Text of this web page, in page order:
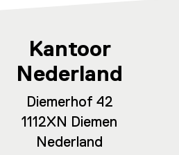
Kantoor
Nederland
Diemerhof 42
1112XN Diemen
Nederland